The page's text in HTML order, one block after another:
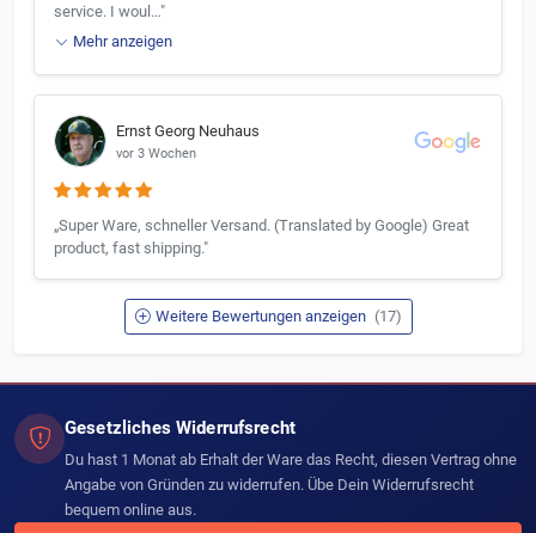
service. I woul…"
Mehr anzeigen
Ernst Georg Neuhaus
vor 3 Wochen
„Super Ware, schneller Versand. (Translated by Google) Great
product, fast shipping."
Weitere Bewertungen anzeigen (17)
Gesetzliches Widerrufsrecht
Du hast 1 Monat ab Erhalt der Ware das Recht, diesen Vertrag ohne
Angabe von Gründen zu widerrufen. Übe Dein Widerrufsrecht
bequem online aus.